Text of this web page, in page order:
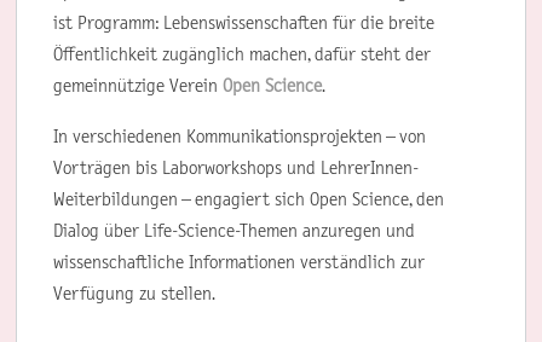
ist Programm: Lebenswissenschaften für die breite
Öffentlichkeit zugänglich machen, dafür steht der
gemeinnützige Verein Open Science.
In verschiedenen Kommunikationsprojekten – von
Vorträgen bis Laborworkshops und LehrerInnen-
Weiterbildungen – engagiert sich Open Science, den
Dialog über Life-Science-Themen anzuregen und
wissenschaftliche Informationen verständlich zur
Verfügung zu stellen.